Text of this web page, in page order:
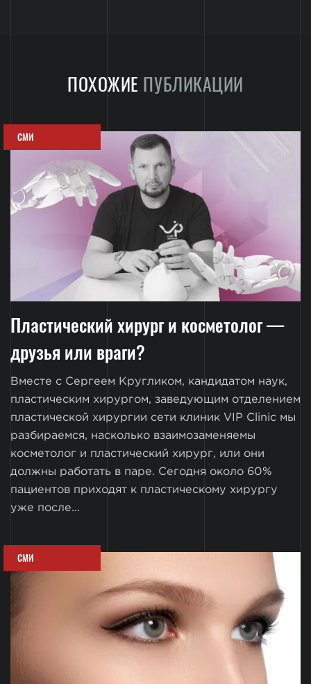
ПОХОЖИЕ ПУБЛИКАЦИИ
СМИ
Пластический хирург и косметолог —
друзья или враги?
Вместе с Сергеем Кругликом, кандидатом наук,
пластическим хирургом, заведующим отделением
пластической хирургии сети клиник VIP Clinic мы
разбираемся, насколько взаимозаменяемы
косметолог и пластический хирург, или они
должны работать в паре. Сегодня около 60%
пациентов приходят к пластическому хирургу
уже после...
СМИ